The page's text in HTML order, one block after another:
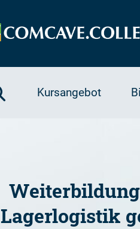
Kursangebot
Lagerlogistik